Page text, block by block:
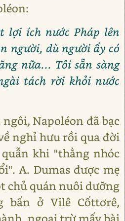
lợi ích nước Pháp lên
người, dù người ấy có
nữa... Tôi sẵn sàng
tách rời khỏi nước
Napoléon đã bạc
nghỉ hưu rồi qua đời
khi "thằng nhóc
A. Dumas được mẹ
chủ quán nuôi dưỡng
bấn ở Vilê Cốttơrê,